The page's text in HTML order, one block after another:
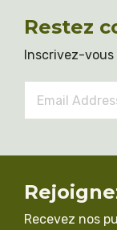
Restez
Inscrivez-
Address *
Recevez nos